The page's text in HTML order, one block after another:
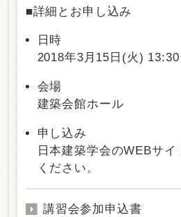
■詳細とお申し込み
日時
2018年3月15日(火)
会場
建築会館ホール
申し込み
日本建築学会のWEBサ
ください。
講習会参加申込書